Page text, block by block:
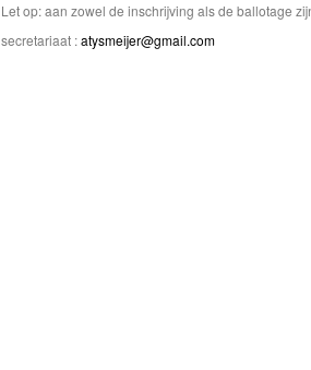
Let op: aan zowel de inschrijving als de ballotage
secretariaat :atysmeijer@gmail.com